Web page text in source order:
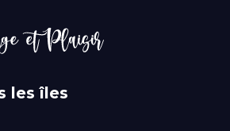
les îles